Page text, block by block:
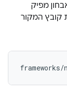
מפיק
קובץ המקור
frameworks/